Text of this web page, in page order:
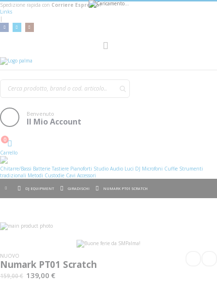
Spedizione rapida con Corriere Espresso!
Links
|
Benvenuto
Il Mio Account
Cart
0
Carrello
Chitarre/Bassi Batterie Tastiere Pianoforti Studio Audio Luci DJ Microfoni Cuffie Strumenti
tradizionali Metodi Custodie Cavi Accessori
DJ EQUIPMENT GIRADISCHI NUMARK PT01 SCRATCH
Vai
alla
galleria
di
immagini
galleria
di
immagini
NUOVO
Numark PT01 Scratch
159,00 € 139,00 €